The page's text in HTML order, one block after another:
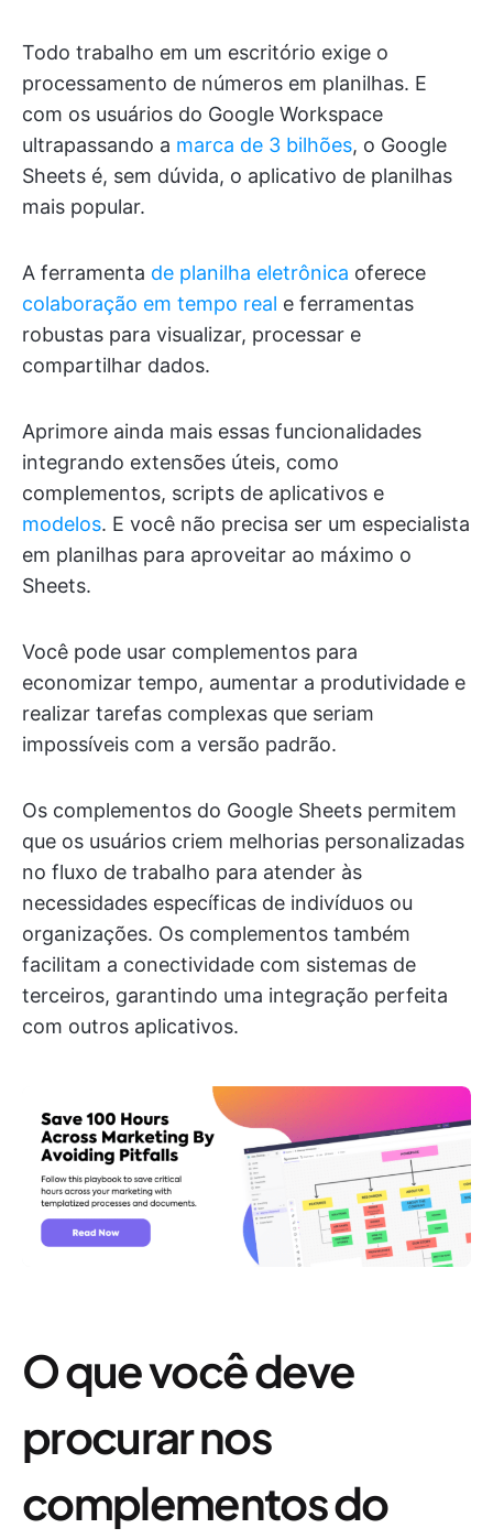
Todo trabalho em um escritório exige o
processamento de números em planilhas. E
com os usuários do Google Workspace
ultrapassando a marca de 3 bilhões, o Google
Sheets é, sem dúvida, o aplicativo de planilhas
mais popular.
A ferramenta de planilha eletrônica oferece
colaboração em tempo real e ferramentas
robustas para visualizar, processar e
compartilhar dados.
Aprimore ainda mais essas funcionalidades
integrando extensões úteis, como
complementos, scripts de aplicativos e
modelos. E você não precisa ser um especialista
em planilhas para aproveitar ao máximo o
Sheets.
Você pode usar complementos para
economizar tempo, aumentar a produtividade e
realizar tarefas complexas que seriam
impossíveis com a versão padrão.
Os complementos do Google Sheets permitem
que os usuários criem melhorias personalizadas
no fluxo de trabalho para atender às
necessidades específicas de indivíduos ou
organizações. Os complementos também
facilitam a conectividade com sistemas de
terceiros, garantindo uma integração perfeita
com outros aplicativos.
O que você deve
procurar nos
complementos do